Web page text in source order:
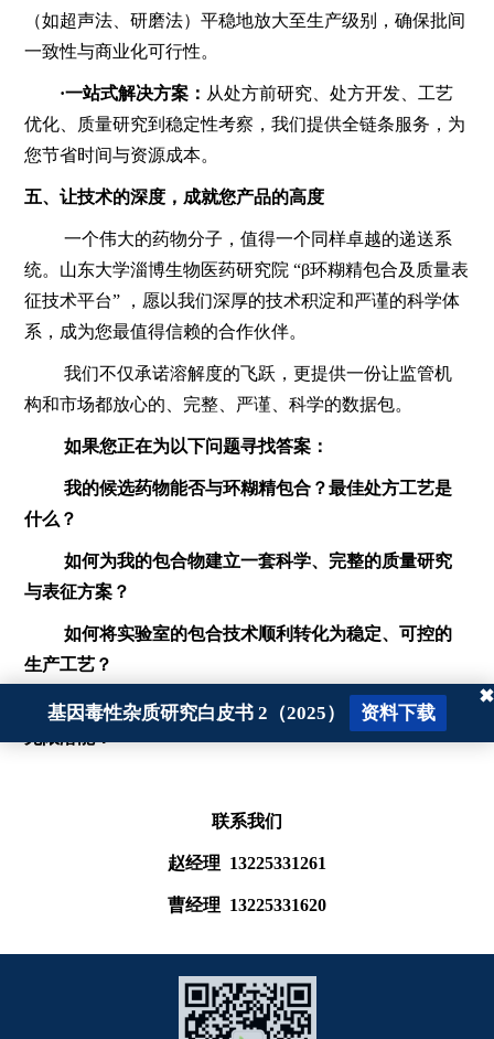
✖
基因毒性杂质研究白皮书 2（2025） 资料下载
（如超声法、研磨法）平稳地放大至生产级别，确保批间
一致性与商业化可行性。
·一站式解决方案： 从处方前研究、处方开发、工艺
优化、质量研究到稳定性考察，我们提供全链条服务，为
您节省时间与资源成本。
五、让技术的深度，成就您产品的高度
一个伟大的药物分子，值得一个同样卓越的递送系
统。山东大学淄博生物医药研究院 “β环糊精包合及质量表
征技术平台” ，愿以我们深厚的技术积淀和严谨的科学体
系，成为您最值得信赖的合作伙伴。
我们不仅承诺溶解度的飞跃，更提供一份让监管机
构和市场都放心的、完整、严谨、科学的数据包。
如果您正在为以下问题寻找答案：
我的候选药物能否与环糊精包合？最佳处方工艺是
什么？
如何为我的包合物建立一套科学、完整的质量研究
与表征方案？
如何将实验室的包合技术顺利转化为稳定、可控的
生产工艺？
欢迎垂询，让我们用科学证据，共同解锁您药物的
联系我们
赵经理 13225331261
曹经理 13225331620